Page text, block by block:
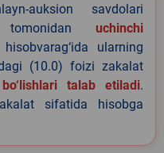
auksion savdolari
tomonidan uchinchi
ularning
(10.0) foizi zakalat
talab etiladi.
sifatida hisobga